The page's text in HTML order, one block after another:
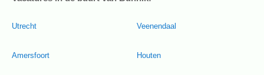
Utrecht
Amersfoort
Veenendaal
Houten